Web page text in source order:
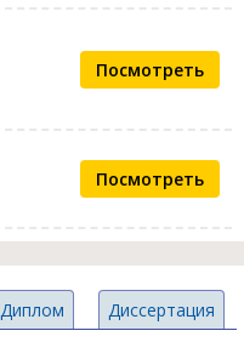
Посмотреть
Посмотреть
Диссертация